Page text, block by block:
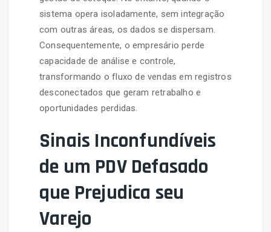
sistema opera isoladamente, sem integração
com outras áreas, os dados se dispersam.
Consequentemente, o empresário perde
capacidade de análise e controle,
transformando o fluxo de vendas em registros
desconectados que geram retrabalho e
oportunidades perdidas.
Sinais Inconfundíveis
de um PDV Defasado
que Prejudica seu
Varejo